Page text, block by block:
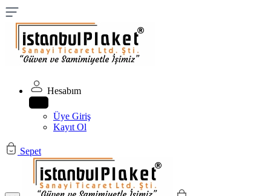
Hesabım
Üye Giriş
Kayıt Ol
Sepet